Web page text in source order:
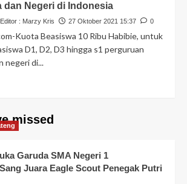
dan Negeri di Indonesia
Editor : Marzy Kris 27 Oktober 2021 15:37 0
Kuota Beasiswa 10 Ribu Habibie, untuk
D1, D2, D3 hingga s1 perguruan
negeri di...
missed
Garuda SMA Negeri 1
Juara Eagle Scout Penegak Putri